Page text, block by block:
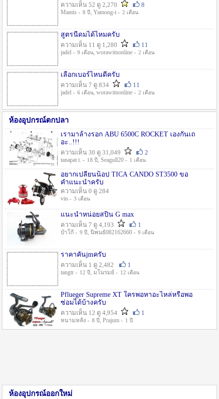
ความเห็น 52 ดู 2,270
8
Mantis - 8 ปี , Yamong-t - 2 เดือน
สูตรนี้ดมได้ไหมครับ
ความเห็น 11 ดู 1,280
11
jadel - 9 เดือน, worawitnonline - 2 เดือน
เลือกเบอร์ไหนดีครับ
ความเห็น 7 ดู 834
11
jadel - 6 เดือน, worawitnonline - 2 เดือน
ห้องอุปกรณ์ตกปลา
เรามาล้างรอก ABU 6500C ROCKET เองกันเถ
อะ..!!!
ความเห็น 30 ดู 31,049
2
tanapat t. - 18 ปี , Seagull20 - 1 เดือน
อยากเปลี่ยนน็อป TICA CANDO ST3500 ขอ
คำแนะนำครับ
ความเห็น 0 ดู 284
vin - 3 เดือน
แนะนำหน่อยสปิน G max
ความเห็น 7 ดู 4,193
1
ป๋าโก้ - 9 ปี , นิพนธ์082162660 - 9 เดือน
ราคาคันjmครับ
ความเห็น 1 ดู 2,482
1
tangtr - 12 ปี , มโนรมย์ - 12 เดือน
Pflueger Supreme XT ใครพอหาอะไหล่หรือพอ
ซ่อมได้บ้างครับ
ความเห็น 12 ดู 4,954
1
หนามหลัง - 8 ปี , Prajum - 1 ปี
ห้องอุปกรณ์ออกใหม่